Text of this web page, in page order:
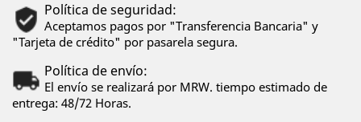
Política de seguridad:
Aceptamos pagos por "Transferencia Bancaria" y
"Tarjeta de crédito" por pasarela segura.
Política de envío:
El envío se realizará por MRW. tiempo estimado de
entrega: 48/72 Horas.